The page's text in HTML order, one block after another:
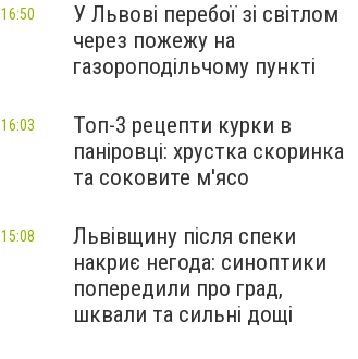
У Львові перебої зі світлом
через пожежу на
газороподільчому пункті
16:50
Топ-3 рецепти курки в
паніровці: хрустка скоринка
та соковите м'ясо
16:03
Львівщину після спеки
накриє негода: синоптики
попередили про град,
шквали та сильні дощі
15:08